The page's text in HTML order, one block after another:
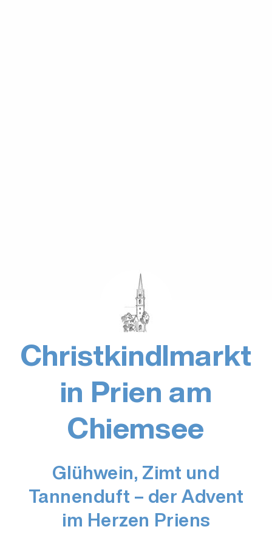
Christkindlmarkt
in Prien am
Chiemsee
Glühwein, Zimt und
Tannenduft – der Advent
im Herzen Priens